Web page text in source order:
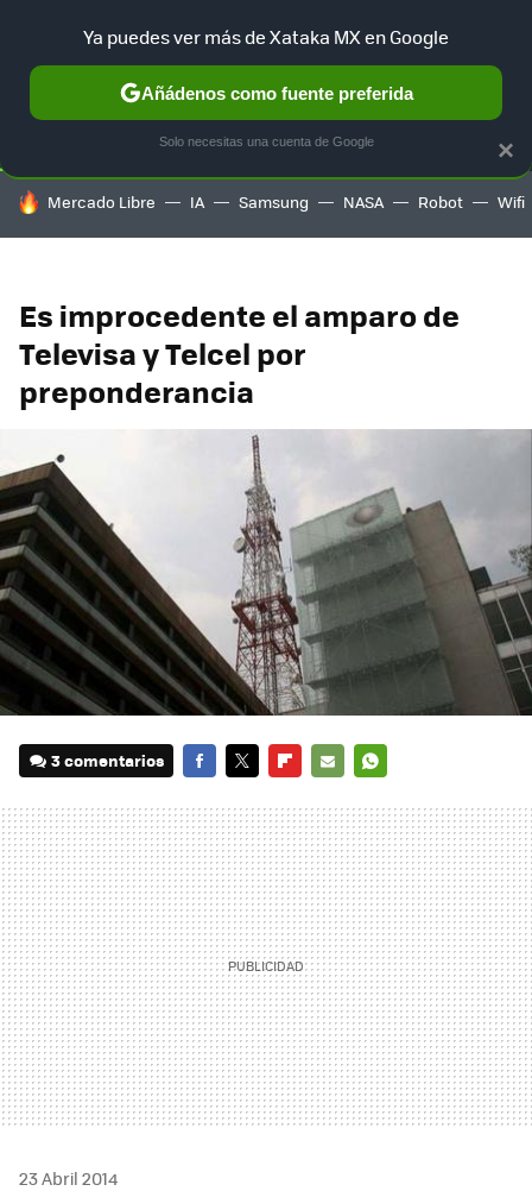
SELECCIÓN GAMING HOME AUTO TERRITORIO
HOY SE HABLA DE
Mercado Libre IA Samsung NASA Robot Wifi
Es improcedente el amparo de
Televisa y Telcel por
preponderancia
3 comentarios
MAIL
23 Abril 2014
×
Ya puedes ver más de Xataka MX en Google
Añádenos como fuente preferida
Solo necesitas una cuenta de Google